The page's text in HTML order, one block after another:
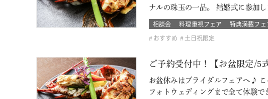
ナルの珠玉の一品。 結婚式に参加
相談会 料理重視フェア 特典満載フェ
おすすめ
土日祝限定
ご予約受付中！【お盆限定/
お盆休みはブライダルフェアへ♪
フォトウェディングまで全て体験